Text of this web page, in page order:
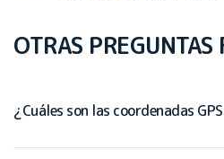
OTRAS PREGUNTAS
¿Cuáles son las coordenadas